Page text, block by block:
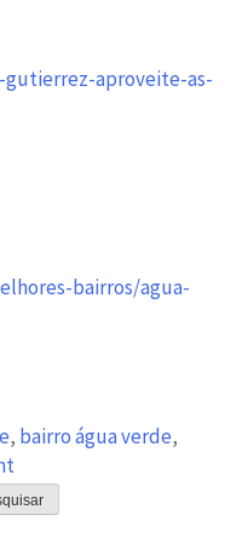
aproveite-as-
bairros/agua-
, bairro água verde,
Bairro
Água